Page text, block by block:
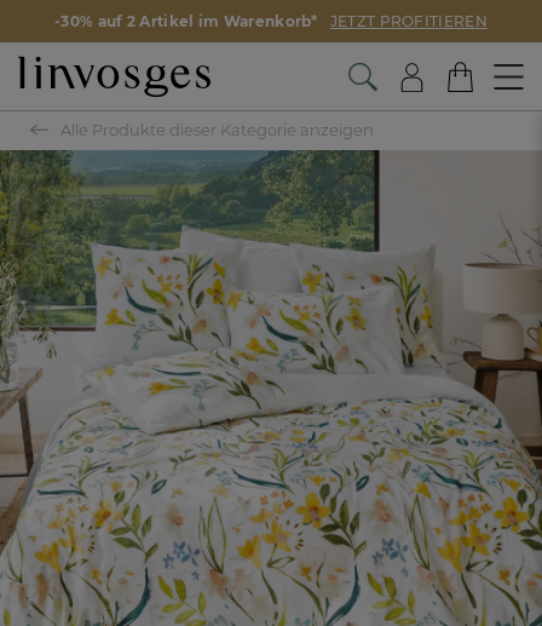
-30% auf 2 Artikel im Warenkorb* JETZT PROFITIEREN
Alle Produkte dieser Kategorie anzeigen